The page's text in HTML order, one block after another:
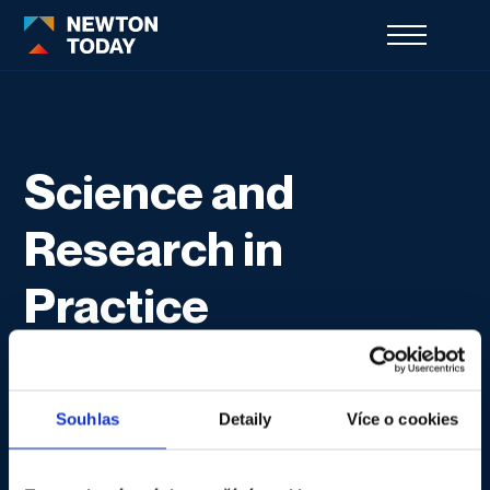
Souhlas Detaily Více o cookies
Science and
Research in
Practice